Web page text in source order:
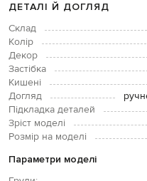
ДЕТАЛІ Й ДОГЛЯД
Склад
Колір
Декор
Застібка
Кишені
Догляд
Підкладка деталей
Зріст моделі
Розмір на моделі
Параметри моделі